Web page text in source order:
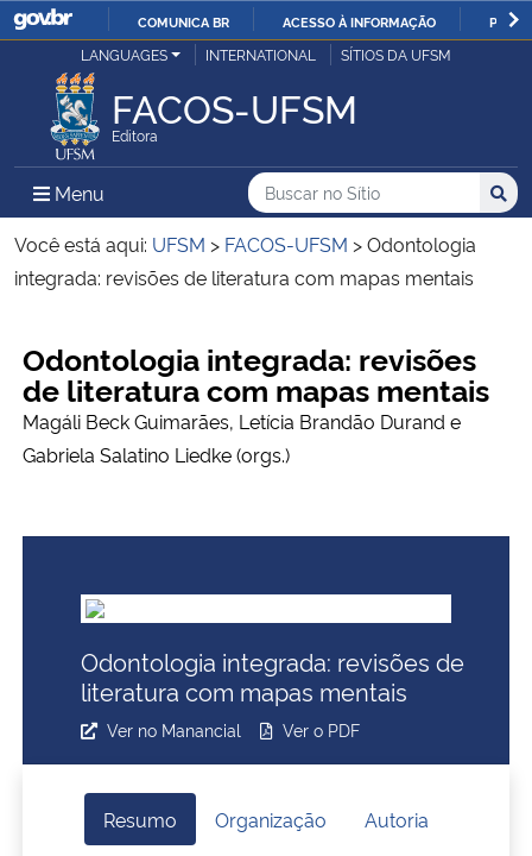
IR
O
COMUNICA BR ACESSO À INFORMAÇÃO
Ministério da Justiça e Segurança Pública
Ministério da Defesa
Ministério das Relações Exteriores
Ministério da Infraestrutura
Ministério da Agricultura, Pecuária e Abastecimento
Ministério da Saúde
Ministério de Minas e Energia
Ministério da Ciência, Tecnologia, Inovações e Comunicações
LANGUAGES INTERNATIONAL SÍTIOS DA UFSM
FACOS-UFSM
Editora
Menu Menu Principal do Sítio
Busca
Buscar no no Sítio
Busca:
Você está aqui: UFSM > FACOS-UFSM >Odontologia
integrada: revisões de literatura com mapas mentais
Odontologia integrada: revisões
de literatura com mapas mentais
Magáli Beck Guimarães, Letícia Brandão Durand e
Gabriela Salatino Liedke (orgs.)
Odontologia integrada: revisões de
literatura com mapas mentais
Ver no Manancial Ver o PDF
Resumo Organização
Autoria